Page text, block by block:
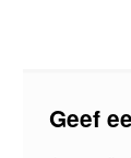
Geef